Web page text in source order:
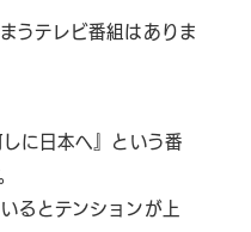
0662
うテレビ番組はありま
に日本へ』という番
るとテンションが上